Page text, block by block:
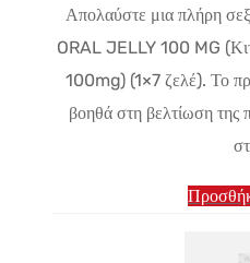
Απολαύστε μια πλήρη
ORAL JELLY 100 MG
100mg) (1×7 ζελέ). Το
βοηθά στη βελτίωση της